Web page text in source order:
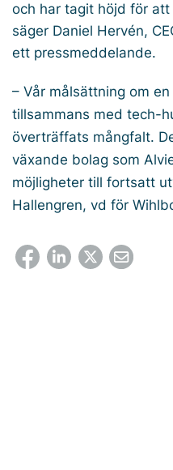
och har tagit höjd för
säger Daniel Hervén,
ett pressmeddelande.
– Vår målsättning om
tillsammans med tech-
överträffats mångfalt.
växande bolag som
möjligheter till fortsatt
Hallengren, vd för